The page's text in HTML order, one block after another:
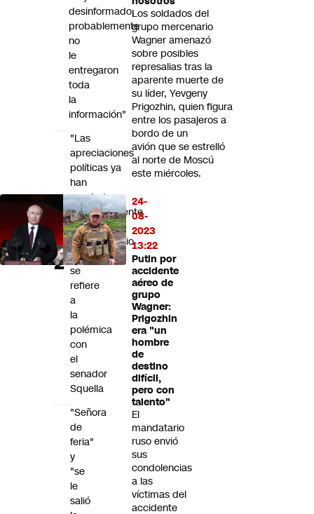
Los soldados del
grupo mercenario
Wagner amenazó
sobre posibles
represalias tras la
aparente muerte de
su líder, Yevgeny
Prigozhin, quien figura
entre los pasajeros a
bordo de un
avión que se estrelló
al norte de Moscú
este miércoles.
24-
08-
2023
13:22
Putin por
accidente
aéreo de
grupo
Wagner:
Prigozhin
era "un
hombre
de
destino
difícil,
pero con
talento"
El
mandatario
ruso envió
sus
condolencias
a las
víctimas del
accidente
desinformado,
probablemente
no
le
entregaron
toda
la
información"
"Las
apreciaciones
políticas ya
han
quedado
completamente
superadas":
Subsecretario
Pavez
se
refiere
a
la
polémica
con
el
senador
Squella
"Señora
de
feria"
y
"se
le
salió